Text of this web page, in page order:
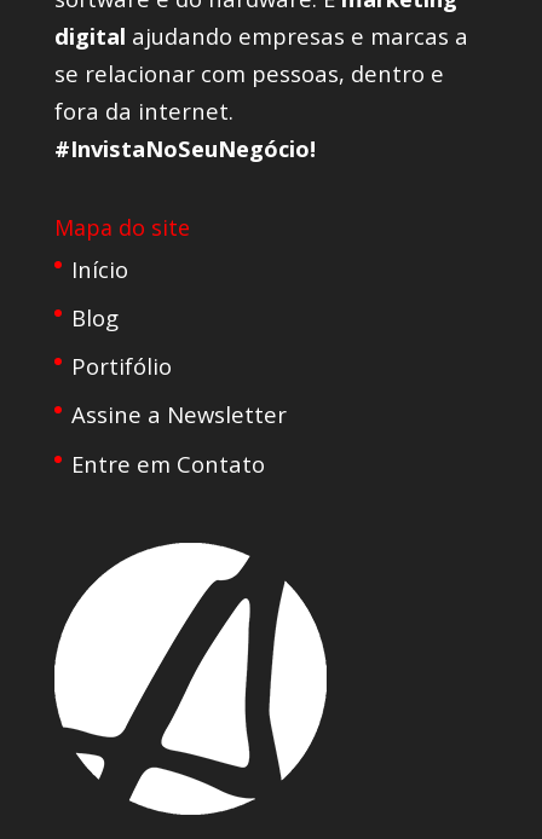
digital ajudando empresas e marcas a
se relacionar com pessoas, dentro e
fora da internet.
#InvistaNoSeuNegócio!
Mapa do site
Início
Blog
Portifólio
Assine a Newsletter
Entre em Contato